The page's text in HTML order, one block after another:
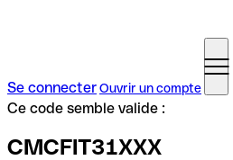
Se connecterOuvrir un compte
Ce code semble valide :
CMCFIT31XXX